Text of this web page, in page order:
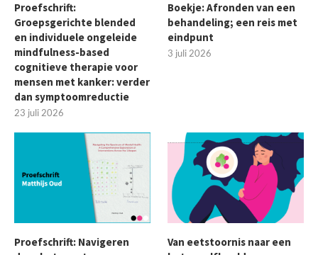
Proefschrift:
Groepsgerichte blended
en individuele ongeleide
mindfulness-based
cognitieve therapie voor
mensen met kanker: verder
dan symptoomreductie
23 juli 2026
Boekje: Afronden van een
behandeling; een reis met
eindpunt
3 juli 2026
Proefschrift: Navigeren
Van eetstoornis naar een